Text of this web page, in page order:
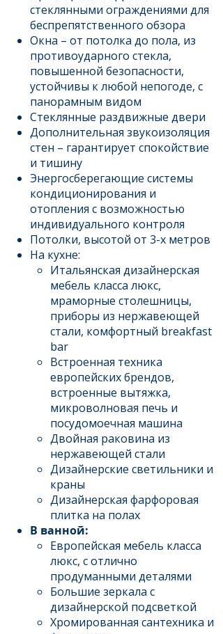
стеклянными ограждениями для
беспрепятственного обзора
Окна – от потолка до пола, из
противоударного стекла,
повышенной безопасности,
устойчивы к любой непогоде, с
панорамным видом
Стеклянные раздвижные двери
Дополнительная звукоизоляция
стен – гарантирует спокойствие
и тишину
Энергосберегающие системы
кондиционирования и
отопления с возможностью
индивидуального контроля
Потолки, высотой от 3-х метров
На кухне:
Итальянская дизайнерская
мебель класса люкс,
мраморные столешницы,
приборы из нержавеющей
стали, комфортный breakfast
bar
Встроенная техника
европейских брендов,
встроенные вытяжка,
микроволновая печь и
посудомоечная машина
Двойная раковина из
нержавеющей стали
Дизайнерские светильники и
краны
Дизайнерская фарфоровая
плитка на полах
В ванной:
Европейская мебель класса
люкс, с отлично
продуманными деталями
Большие зеркала с
дизайнерской подсветкой
Хромированная сантехника и